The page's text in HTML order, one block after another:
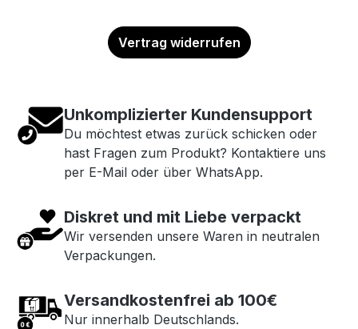
Vertrag widerrufen
Unkomplizierter Kundensupport
Du möchtest etwas zurück schicken oder
hast Fragen zum Produkt? Kontaktiere uns
per E-Mail oder über WhatsApp.
Diskret und mit Liebe verpackt
Wir versenden unsere Waren in neutralen
Verpackungen.
Versandkostenfrei ab 100€
Nur innerhalb Deutschlands.